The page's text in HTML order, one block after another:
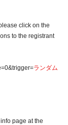
click on the
to the registrant
ランダム
page at the